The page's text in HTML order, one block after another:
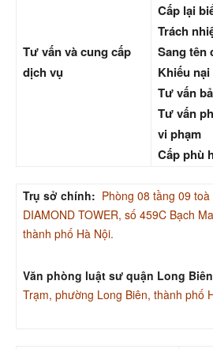
Tư vấn và cung cấp
dịch vụ
Cấp lại
Trách
Sang tên
Khiếu
Tư vấn
Tư vấn
vi phạm
Cấp phù
Trụ sở chính: Phòng 08 tầng 09
DIAMOND TOWER, số 459C Bạch
thành phố Hà Nội.
Văn phòng luật sư quận Long
Trạm, phường Long Biên, thành phố